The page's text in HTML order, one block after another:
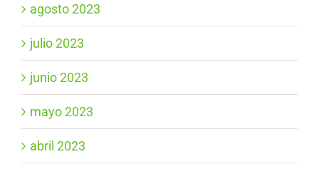
agosto 2023
julio 2023
junio 2023
mayo 2023
abril 2023